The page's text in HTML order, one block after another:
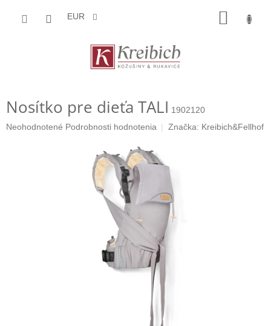
EUR
Nosítko pre dieťa TALI 1902120
Priemerné
Neohodnotené Podrobnosti hodnotenia Značka: Kreibich&Fellhof